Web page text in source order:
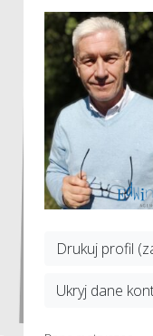
Drukuj profil
Ukryj dane